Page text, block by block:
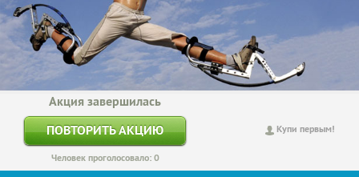
Купи первым!
Акция завершилась
ПОВТОРИТЬ АКЦИЮ
Человек проголосовало: 0